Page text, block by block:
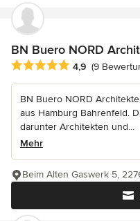
BN Buero NORD
Durchschnittliche
4,9 (9
BN Buero NORD
aus Hamburg Bahrenfeld.
darunter Architekten und...
Mehr
Beim Alten Gaswerk 5,